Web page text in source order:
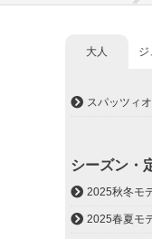
大人 ジ
スパッツィ
シーズン・
2025秋冬モ
2025春夏モ